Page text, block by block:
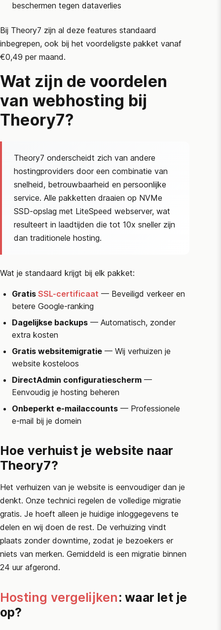
beschermen tegen dataverlies
Bij Theory7 zijn al deze features standaard
inbegrepen, ook bij het voordeligste pakket vanaf
€0,49 per maand.
Wat zijn de voordelen
van webhosting bij
Theory7?
Theory7 onderscheidt zich van andere
hostingproviders door een combinatie van
snelheid, betrouwbaarheid en persoonlijke
service. Alle pakketten draaien op NVMe
SSD-opslag met LiteSpeed webserver, wat
resulteert in laadtijden die tot 10x sneller zijn
dan traditionele hosting.
Wat je standaard krijgt bij elk pakket:
Gratis SSL-certificaat — Beveiligd verkeer en
betere Google-ranking
Dagelijkse backups — Automatisch, zonder
extra kosten
Gratis websitemigratie — Wij verhuizen je
website kosteloos
DirectAdmin configuratiescherm —
Eenvoudig je hosting beheren
Onbeperkt e-mailaccounts — Professionele
e-mail bij je domein
Hoe verhuist je website naar
Theory7?
Het verhuizen van je website is eenvoudiger dan je
denkt. Onze technici regelen de volledige migratie
gratis. Je hoeft alleen je huidige inloggegevens te
delen en wij doen de rest. De verhuizing vindt
plaats zonder downtime, zodat je bezoekers er
niets van merken. Gemiddeld is een migratie binnen
24 uur afgerond.
Hosting vergelijken: waar let je
op?